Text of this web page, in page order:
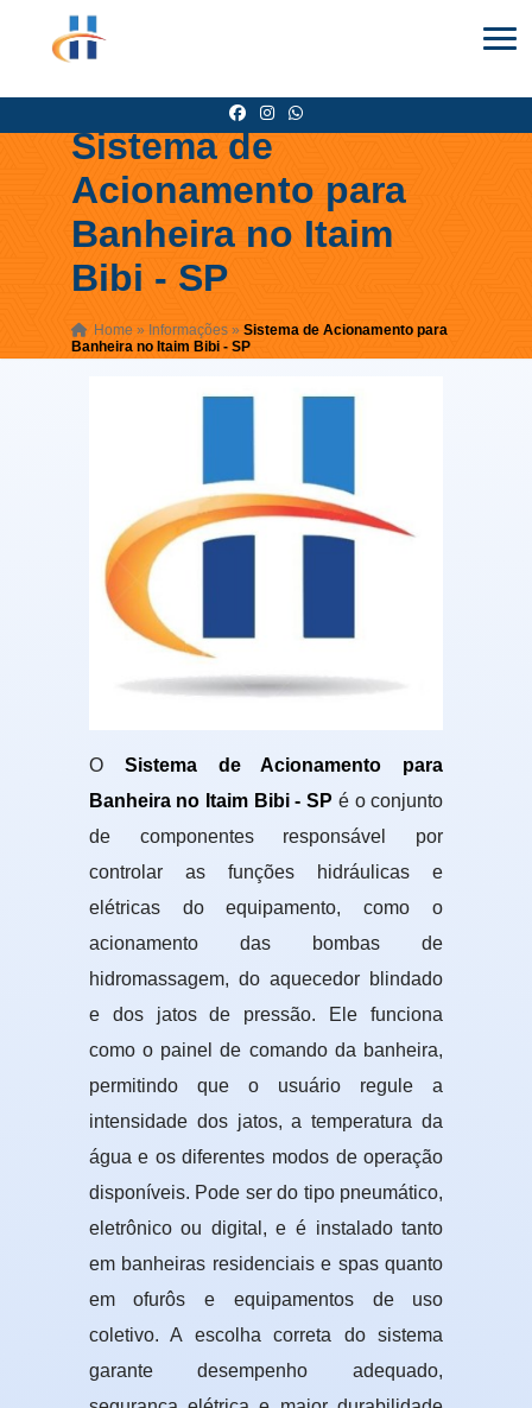
Sistema de
Acionamento para
Banheira no Itaim
Bibi - SP
Home » Informações » Sistema de Acionamento para
Banheira no Itaim Bibi - SP
O Sistema de Acionamento para
Banheira no Itaim Bibi - SP é o conjunto
de componentes responsável por
controlar as funções hidráulicas e
elétricas do equipamento, como o
acionamento das bombas de
hidromassagem, do aquecedor blindado
e dos jatos de pressão. Ele funciona
como o painel de comando da banheira,
permitindo que o usuário regule a
intensidade dos jatos, a temperatura da
água e os diferentes modos de operação
disponíveis. Pode ser do tipo pneumático,
eletrônico ou digital, e é instalado tanto
em banheiras residenciais e spas quanto
em ofurôs e equipamentos de uso
coletivo. A escolha correta do sistema
garante desempenho adequado,